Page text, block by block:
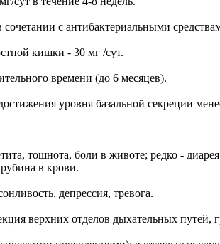
с антибактериальными
кишки - 30 мг /сут.
времени (до 6 месяцев).
уровня базальной секреции
тошнота, боли в животе; редко -
в крови.
депрессия, тревога.
верхних отделов дыхательных